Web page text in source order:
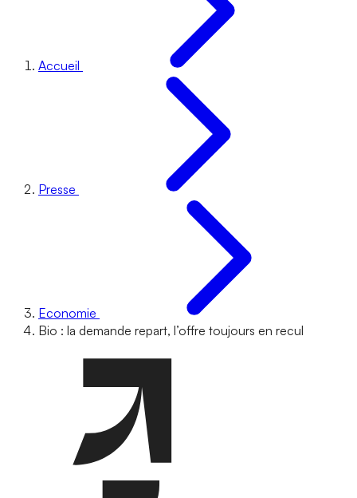
Accueil
Presse
Economie
Bio : la demande repart, l’offre toujours en recul